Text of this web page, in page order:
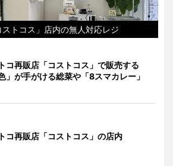
トコス」店内の無人対応レジ
コ再販店「コストコス」で販売する
」が手がける総菜や「8スマカレー」
コ再販店「コストコス」の店内